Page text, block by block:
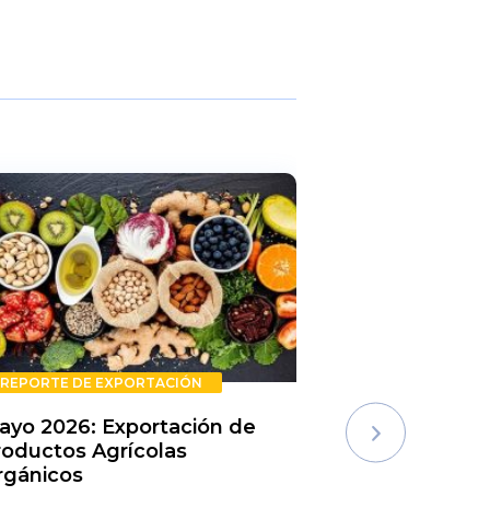
REPORTE DE EXPORTACIÓN
2026: Exportación de
Agrícolas
Rechazos
Semestre